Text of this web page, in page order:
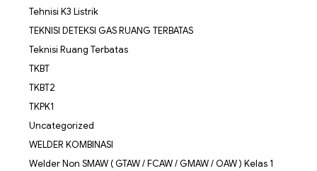
Tehnisi K3 Listrik
TEKNISI DETEKSI GAS RUANG TERBATAS
Teknisi Ruang Terbatas
TKBT
TKBT2
TKPK1
Uncategorized
WELDER KOMBINASI
Welder Non SMAW ( GTAW / FCAW / GMAW / OAW ) Kelas 1